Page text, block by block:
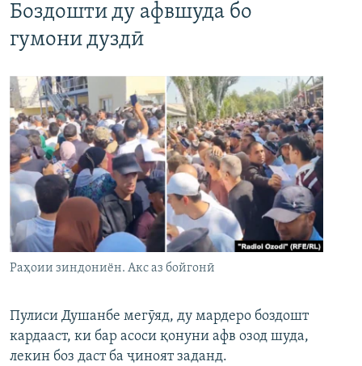
Боздошти ду афвшуда бо
гумони дуздӣ
Раҳоии зиндониён. Акс аз бойгонӣ
Пулиси Душанбе мегӯяд, ду мардеро боздошт
кардааст, ки бар асоси қонуни афв озод шуда,
лекин боз даст ба ҷиноят заданд.